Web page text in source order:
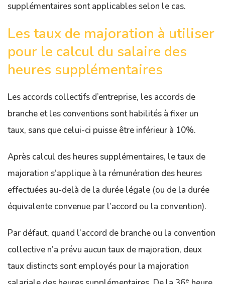
supplémentaires sont applicables selon le cas.
Les taux de majoration à utiliser
pour le calcul du salaire des
heures supplémentaires
Les accords collectifs d’entreprise, les accords de
branche et les conventions sont habilités à fixer un
taux, sans que celui-ci puisse être inférieur à 10%.
Après calcul des heures supplémentaires, le taux de
majoration s’applique à la rémunération des heures
effectuées au-delà de la durée légale (ou de la durée
équivalente convenue par l’accord ou la convention).
Par défaut, quand l’accord de branche ou la convention
collective n’a prévu aucun taux de majoration, deux
taux distincts sont employés pour la majoration
e